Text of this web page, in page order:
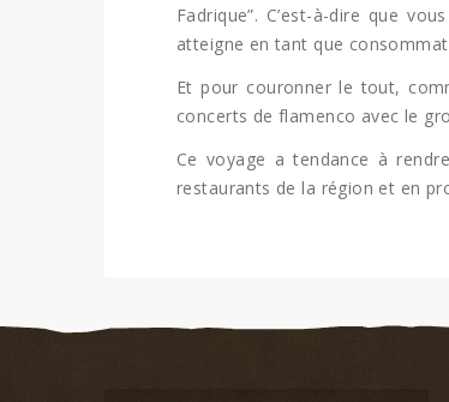
Fadrique”. C’est-à-dire que
atteigne en tant que
Et pour couronner le tout,
concerts de flamenco avec le
Ce voyage a tendance à
restaurants de la région et en